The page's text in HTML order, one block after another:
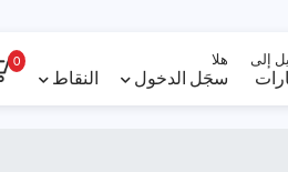
إلى هلا
سجَل الدخول النقاط
0